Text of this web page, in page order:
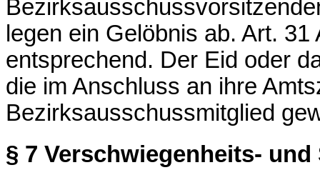
legen ein Gelöbnis ab. Art.
entsprechend. Der Eid oder
die im Anschluss an ihre
Bezirksausschussmitglied
§ 7 Verschwiegenheits-